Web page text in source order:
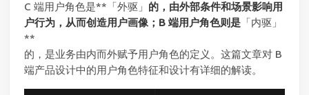
C 端用户角色是**「外驱」 的，由外部条件和场景影响用
户行为，从而创造用户画像；B 端用户角色则是 「内驱」
**
的，是业务由内而外赋予用户角色的定义。这篇文章对 B
端产品设计中的用户角色特征和设计有详细的解读。